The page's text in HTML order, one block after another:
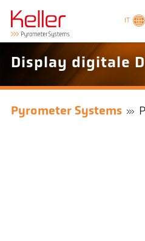
IT
Display digitale
Pyrometer Systems